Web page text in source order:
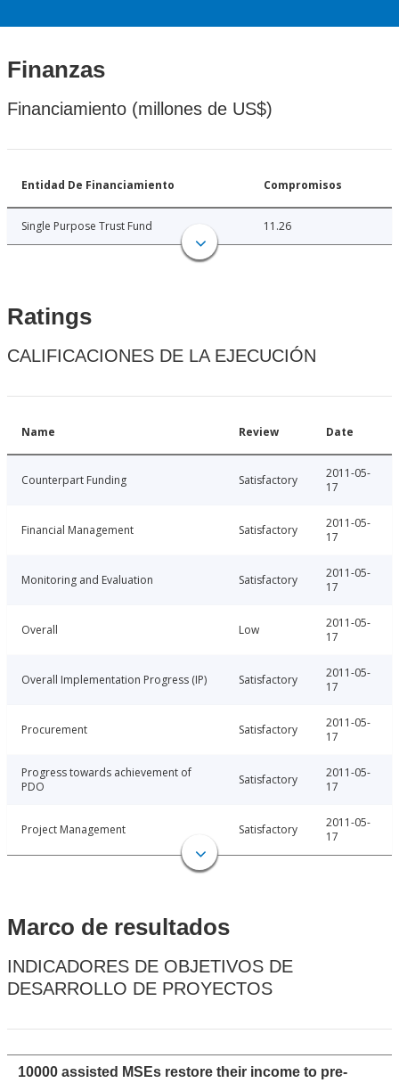
Finanzas
Financiamiento (millones de US$)
Entidad De Financiamiento Compromisos
Single Purpose Trust Fund 11.26
Ratings
CALIFICACIONES DE LA EJECUCIÓN
Name Review Date
Counterpart Funding Satisfactory
2011-05-
17
Financial Management Satisfactory
2011-05-
17
Monitoring and Evaluation Satisfactory
2011-05-
17
Overall Low
2011-05-
17
Overall Implementation Progress (IP) Satisfactory
2011-05-
17
Procurement Satisfactory
2011-05-
17
Progress towards achievement of
PDO
Satisfactory
2011-05-
17
Project Management Satisfactory
2011-05-
17
Marco de resultados
INDICADORES DE OBJETIVOS DE
DESARROLLO DE PROYECTOS
10000 assisted MSEs restore their income to pre-